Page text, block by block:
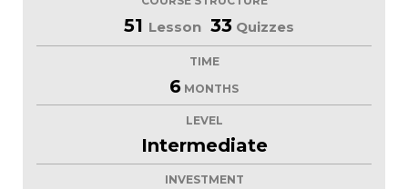
51 Lesson 33Quizzes
TIME
6 MONTHS
LEVEL
Intermediate
INVESTMENT